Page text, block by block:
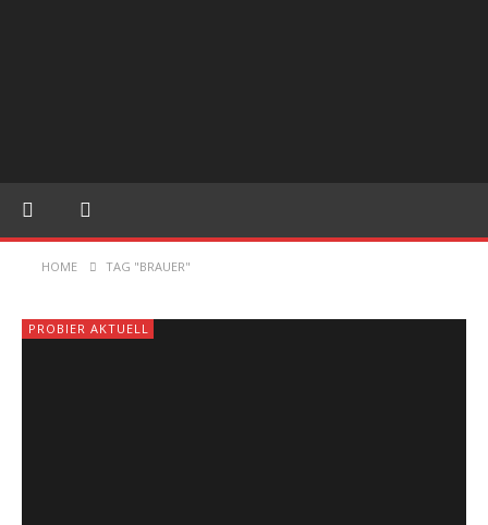
HOME TAG "BRAUER"
PROBIER AKTUELL